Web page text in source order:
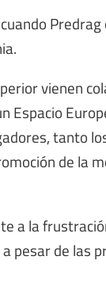
vienen
Espacio
tanto
de la
a la
pesar de las